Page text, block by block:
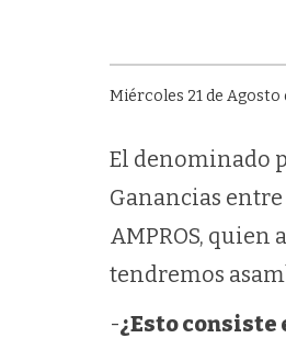
Miércoles 21 de Agosto
El denominado
Ganancias
AMPROS, quien
tendremos
-¿Esto